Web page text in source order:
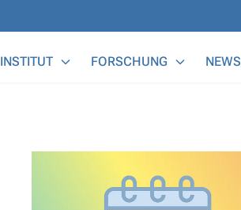
INSTITUT FORSCHUNG NEWS